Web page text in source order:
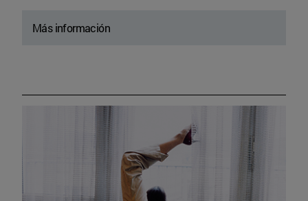
Más información